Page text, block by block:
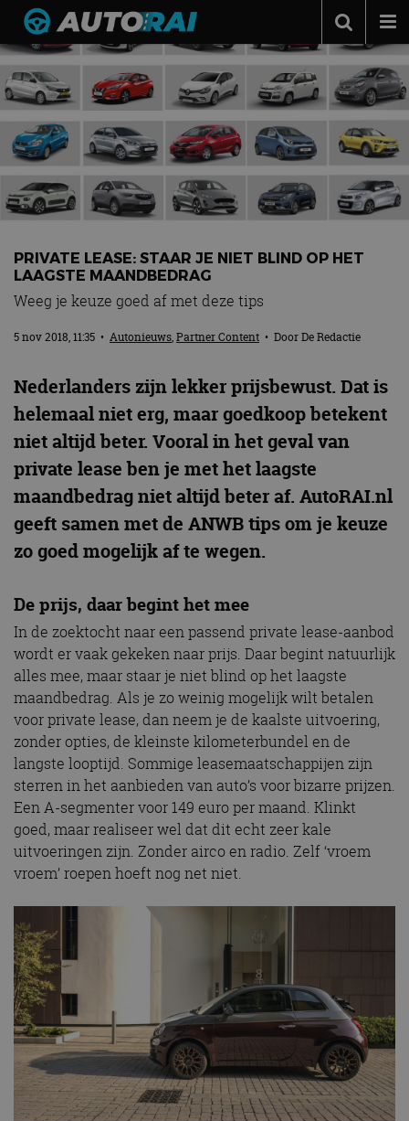
Autonieuws
Podcast
Autotests
Automerken
Adverteren
MotorRAI.nl
PRIVATE LEASE: STAAR JE NIET BLIND OP HET
LAAGSTE MAANDBEDRAG
Weeg je keuze goed af met deze tips
5 nov 2018, 11:35 • Autonieuws,Partner Content • DoorDe Redactie
Nederlanders zijn lekker prijsbewust. Dat is
helemaal niet erg, maar goedkoop betekent
niet altijd beter. Vooral in het geval van
private lease ben je met het laagste
maandbedrag niet altijd beter af. AutoRAI.nl
geeft samen met de ANWB tips om je keuze
zo goed mogelijk af te wegen.
De prijs, daar begint het mee
In de zoektocht naar een passend private lease-aanbod
wordt er vaak gekeken naar prijs. Daar begint natuurlijk
alles mee, maar staar je niet blind op het laagste
maandbedrag. Als je zo weinig mogelijk wilt betalen
voor private lease, dan neem je de kaalste uitvoering,
zonder opties, de kleinste kilometerbundel en de
langste looptijd. Sommige leasemaatschappijen zijn
sterren in het aanbieden van auto’s voor bizarre prijzen.
Een A-segmenter voor 149 euro per maand. Klinkt
goed, maar realiseer wel dat dit echt zeer kale
uitvoeringen zijn. Zonder airco en radio. Zelf ‘vroem
vroem’ roepen hoeft nog net niet.